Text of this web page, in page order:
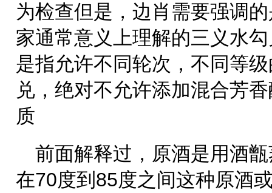
为检查但是，边肖需要强调
家通常意义上理解的三义水
是指允许不同轮次，不同等
兑，绝对不允许添加混合芳
质
前面解释过，原酒是用酒
在70度到85度之间这种原酒